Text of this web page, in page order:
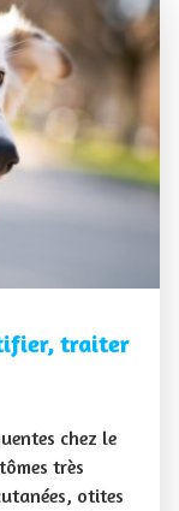
traiter
chez le
très
otites